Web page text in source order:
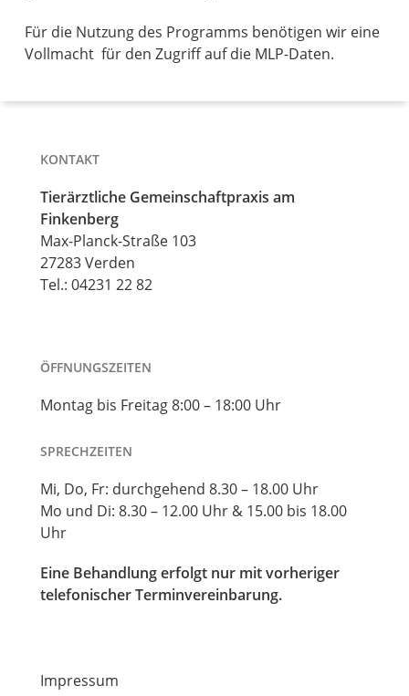
Für die Nutzung des Programms benötigen wir eine
Vollmacht für den Zugriff auf die MLP-Daten.
KONTAKT
Tierärztliche Gemeinschaftpraxis am
Finkenberg
Max-Planck-Straße 103
27283 Verden
Tel.:04231 22 82
ÖFFNUNGSZEITEN
Montag bis Freitag 8:00 – 18:00 Uhr
SPRECHZEITEN
Mi, Do, Fr: durchgehend 8.30 – 18.00 Uhr
Mo und Di: 8.30 – 12.00 Uhr & 15.00 bis 18.00
Uhr
Eine Behandlung erfolgt nur mit vorheriger
telefonischer Terminvereinbarung.
Impressum